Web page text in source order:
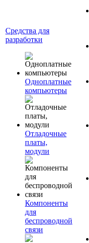
Средства для
разработки
Одноплатные
компьютеры
Отладочные
платы,
модули
Компоненты
для
беспроводной
связи